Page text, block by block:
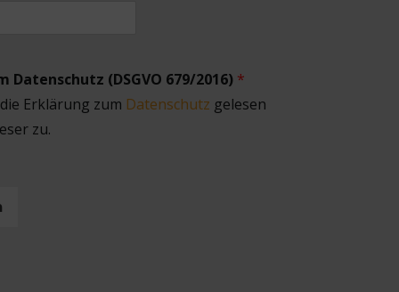
Datenschutz (DSGVO 679/2016) *
Erklärung zum Datenschutz gelesen
zu.